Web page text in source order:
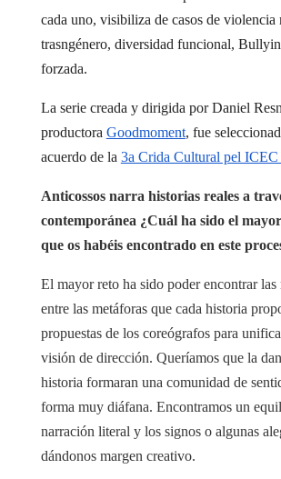
cada uno, visibiliza de casos de violencia
trasngénero, diversidad funcional,
forzada.
La serie creada y dirigida por Daniel
productora Goodmoment, fue
acuerdo de la 3a Crida Cultural pel
Anticossos narra historias reales a
contemporánea ¿Cuál ha sido el
que os habéis encontrado en este
El mayor reto ha sido poder encontrar las
entre las metáforas que cada historia
propuestas de los coreógrafos para
visión de dirección. Queríamos que la
historia formaran una comunidad de
forma muy diáfana. Encontramos un
narración literal y los signos o algunas
dándonos margen creativo.